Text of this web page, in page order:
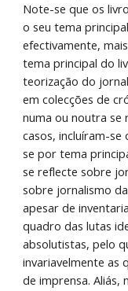
Note-se que os
o seu tema
efectivamente,
tema principal do
teorização do
em colecções de
numa ou noutra se
casos, incluíram-
se por tema
se reflecte sobre
sobre jornalismo
apesar de
quadro das lutas
absolutistas, pelo
invariavelmente as
de imprensa.